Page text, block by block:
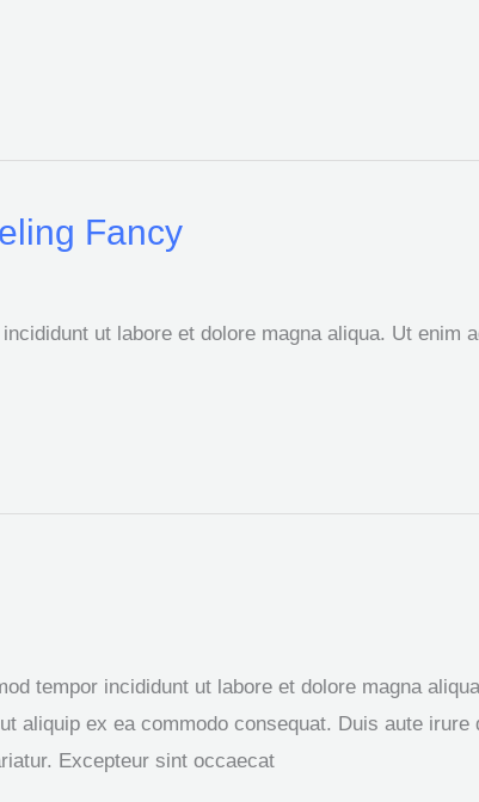
Fancy
ut labore et dolore magna aliqua. Ut enim
tempor incididunt ut labore et dolore magna
aliquip ex ea commodo consequat. Duis aute irure
Excepteur sint occaecat